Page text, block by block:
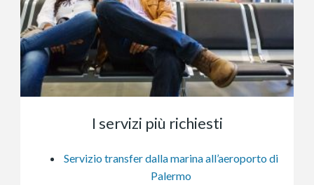
I servizi più richiesti
Servizio transfer dalla marina all’aeroporto di
Palermo